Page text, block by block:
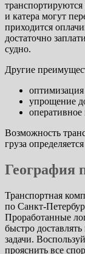
и катера могут
приходится
достаточно
судно.
Другие
оптимизация
упрощение
Возможность
груза
География
Транспортная
по Санкт-
Проработанные
быстро
задачи.
прояснить все